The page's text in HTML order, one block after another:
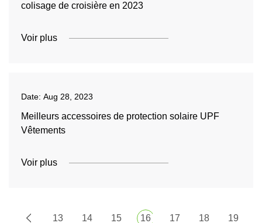
colisage de croisière en 2023
Voir plus
Date: Aug 28, 2023
Meilleurs accessoires de protection solaire UPF
Vêtements
Voir plus
13 14 15 16 17 18 19